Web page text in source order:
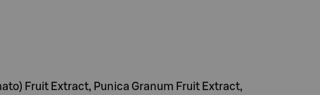
Fruit Extract, Punica Granum Fruit Extract,